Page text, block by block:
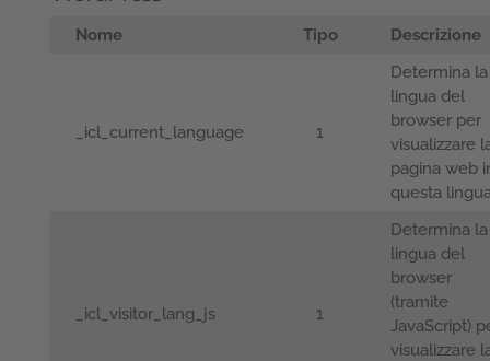
Nome Tipo Descrizione
_icl_current_language 1
Determina la
lingua del
browser per
visualizzare
pagina web
questa
_icl_visitor_lang_js 1
Determina la
lingua del
browser
(tramite
JavaScript)
visualizzare